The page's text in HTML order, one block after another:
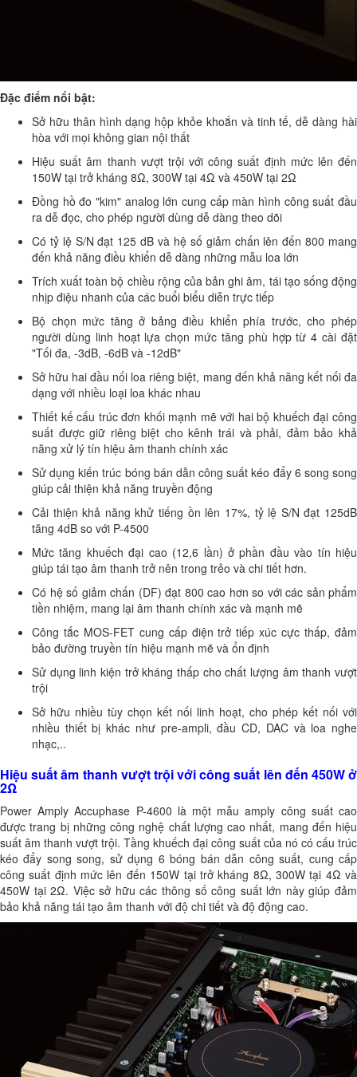
Đặc điểm nổi bật:
Sở hữu thân hình dạng hộp khỏe khoắn và tinh tế, dễ dàng hài
hòa với mọi không gian nội thất
Hiệu suất âm thanh vượt trội với công suất định mức lên đến
150W tại trở kháng 8Ω, 300W tại 4Ω và 450W tại 2Ω
Đồng hồ đo "kim" analog lớn cung cấp màn hình công suất đầu
ra dễ đọc, cho phép người dùng dễ dàng theo dõi
Có tỷ lệ S/N đạt 125 dB và hệ số giảm chấn lên đến 800 mang
đến khả năng điều khiển dễ dàng những mẫu loa lớn
Trích xuất toàn bộ chiều rộng của bản ghi âm, tái tạo sống động
nhịp điệu nhanh của các buổi biểu diễn trực tiếp
Bộ chọn mức tăng ở bảng điều khiển phía trước, cho phép
người dùng linh hoạt lựa chọn mức tăng phù hợp từ 4 cài đặt
"Tối đa, -3dB, -6dB và -12dB"
Sở hữu hai đầu nối loa riêng biệt, mang đến khả năng kết nối đa
dạng với nhiều loại loa khác nhau
Thiết kế cấu trúc đơn khối mạnh mẽ với hai bộ khuếch đại công
suất được giữ riêng biệt cho kênh trái và phải, đảm bảo khả
năng xử lý tín hiệu âm thanh chính xác
Sử dụng kiến trúc bóng bán dẫn công suất kéo đẩy 6 song song
giúp cải thiện khả năng truyền động
Cải thiện khả năng khử tiếng ồn lên 17%, tỷ lệ S/N đạt 125dB
tăng 4dB so với P-4500
Mức tăng khuếch đại cao (12,6 lần) ở phần đầu vào tín hiệu
giúp tái tạo âm thanh trở nên trong trẻo và chi tiết hơn.
Có hệ số giảm chấn (DF) đạt 800 cao hơn so với các sản phẩm
tiền nhiệm, mang lại âm thanh chính xác và mạnh mẽ
Công tắc MOS-FET cung cấp điện trở tiếp xúc cực thấp, đảm
bảo đường truyền tín hiệu mạnh mẽ và ổn định
Sử dụng linh kiện trở kháng thấp cho chất lượng âm thanh vượt
trội
Sở hữu nhiều tùy chọn kết nối linh hoạt, cho phép kết nối với
nhiều thiết bị khác như pre-ampli, đầu CD, DAC và loa nghe
nhạc,..
Hiệu suất âm thanh vượt trội với công suất lên đến 450W ở
2Ω
Power Amply Accuphase P-4600 là một mẫu amply công suất cao
được trang bị những công nghệ chất lượng cao nhất, mang đến hiệu
suất âm thanh vượt trội. Tầng khuếch đại công suất của nó có cấu trúc
kéo đẩy song song, sử dụng 6 bóng bán dẫn công suất, cung cấp
công suất định mức lên đến 150W tại trở kháng 8Ω, 300W tại 4Ω và
450W tại 2Ω. Việc sở hữu các thông số công suất lớn này giúp đảm
bảo khả năng tái tạo âm thanh với độ chi tiết và độ động cao.